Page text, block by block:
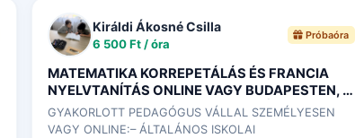
Királdi Ákosné Csilla
6 500 Ft / óra
Próbaóra
MATEMATIKA KORREPETÁLÁS ÉS FRANCIA
NYELVTANÍTÁS ONLINE VAGY BUDAPESTEN, A
II. KERÜLETBEN, A LAUDER ISKOLÁVAL
SZEMBEN
GYAKORLOTT PEDAGÓGUS VÁLLAL SZEMÉLYESEN
VAGY ONLINE:– ÁLTALÁNOS ISKOLAI